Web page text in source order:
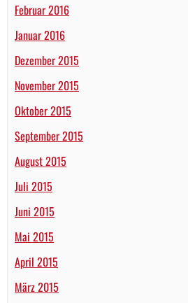
Februar 2016
Januar 2016
Dezember 2015
November 2015
Oktober 2015
September 2015
August 2015
Juli 2015
Juni 2015
Mai 2015
April 2015
März 2015